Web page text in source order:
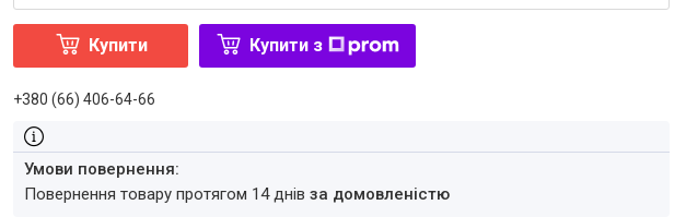
Купити Купити з
+380 (66) 406-64-66
повернення товару протягом 14 днівза домовленістю